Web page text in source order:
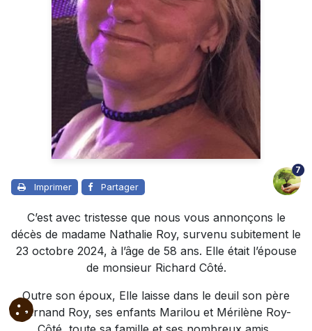
Imprimer Partager
7
C’est avec tristesse que nous vous annonçons le
décès de madame Nathalie Roy, survenu subitement le
23 octobre 2024, à l’âge de 58 ans. Elle était l’épouse
de monsieur Richard Côté.
Outre son époux, Elle laisse dans le deuil son père
Fernand Roy, ses enfants Marilou et Mérilène Roy-